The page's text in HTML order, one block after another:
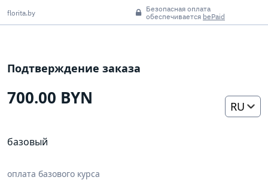
florita.by
Безопасная оплата
обеспечивается bePaid
Подтверждение заказа
700.00 BYN RU
базовый
оплата базового курса